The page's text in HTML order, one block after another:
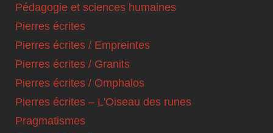
Pédagogie et sciences humaines
Pierres écrites
Pierres écrites / Empreintes
Pierres écrites / Granits
Pierres écrites / Omphalos
Pierres écrites – L'Oiseau des runes
Pragmatismes